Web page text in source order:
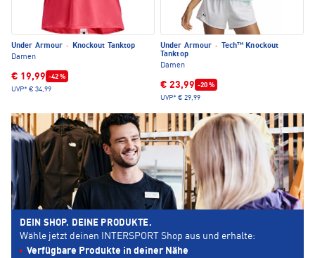
Under Armour ·
Knockout Tanktop
Damen
€ 19,99 -42 %
UVP* € 34,99
Under Armour ·
Tech™ Knockout
Tanktop
Damen
€ 23,99 -20 %
UVP* € 29,99
DEIN SHOP. DEINE PRODUKTE.
Wähle jetzt deinen INTERSPORT Shop aus und erhalte:
Verfügbare Produkte in deiner Nähe